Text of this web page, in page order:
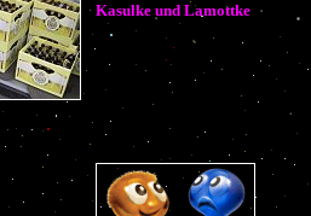
Kasulke und Lamottke